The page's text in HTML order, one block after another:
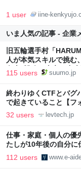
1 user iine-
いま人気の記事 - 企業
旧五輪選手村「
人が本気スキルで挑む
向上”戦略 東京・中央
115 users suumo.jp
終わりゆくCTFとバグ
で起きていること【フ
32 users levtech.jp
仕事・家庭・個人の優
たしが10年後の自分
112 users www.e-